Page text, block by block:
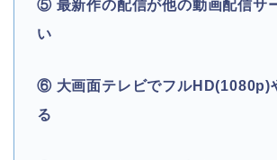
⑤ 最新作の配信が他の動画配信サ
い
⑥ 大画面テレビでフルHD(1080p)
る